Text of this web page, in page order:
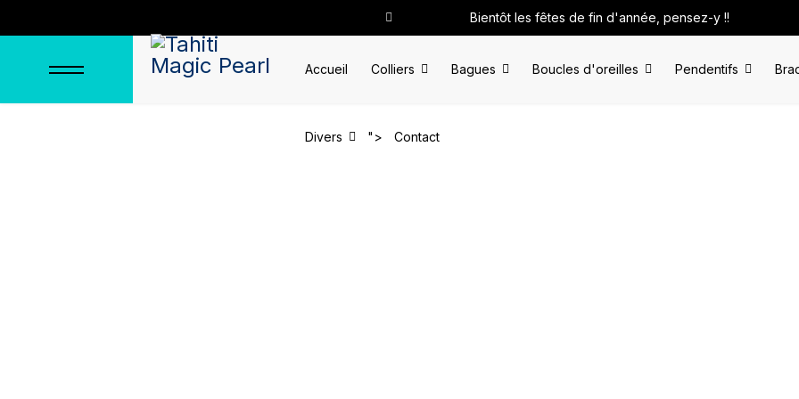
Bientôt les fêtes de fin d'année, pensez-y !!
Accueil Colliers Bagues Boucles d'oreilles Pendentifs
Divers "> Contact